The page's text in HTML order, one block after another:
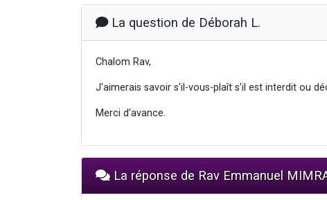
La question de Déborah L.
Chalom Rav,
J'aimerais savoir s'il-vous-plaît s'il est interdit ou
Merci d'avance.
La réponse de Rav Emmanuel